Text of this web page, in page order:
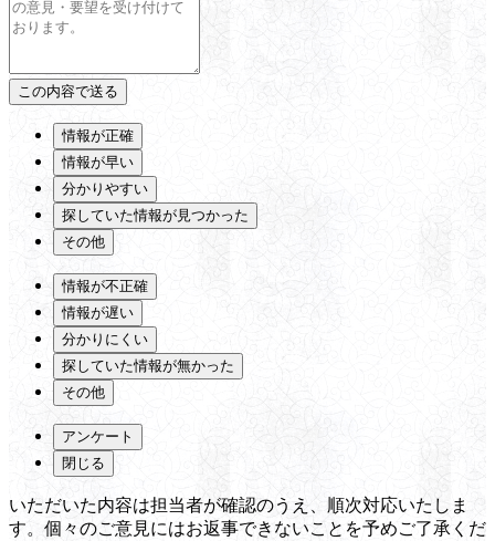
情報が正確
情報が早い
分かりやすい
探していた情報が見つかった
その他
情報が不正確
情報が遅い
分かりにくい
探していた情報が無かった
その他
アンケート
閉じる
いただいた内容は担当者が確認のうえ、順次対応いたしま
す。個々のご意見にはお返事できないことを予めご了承くだ